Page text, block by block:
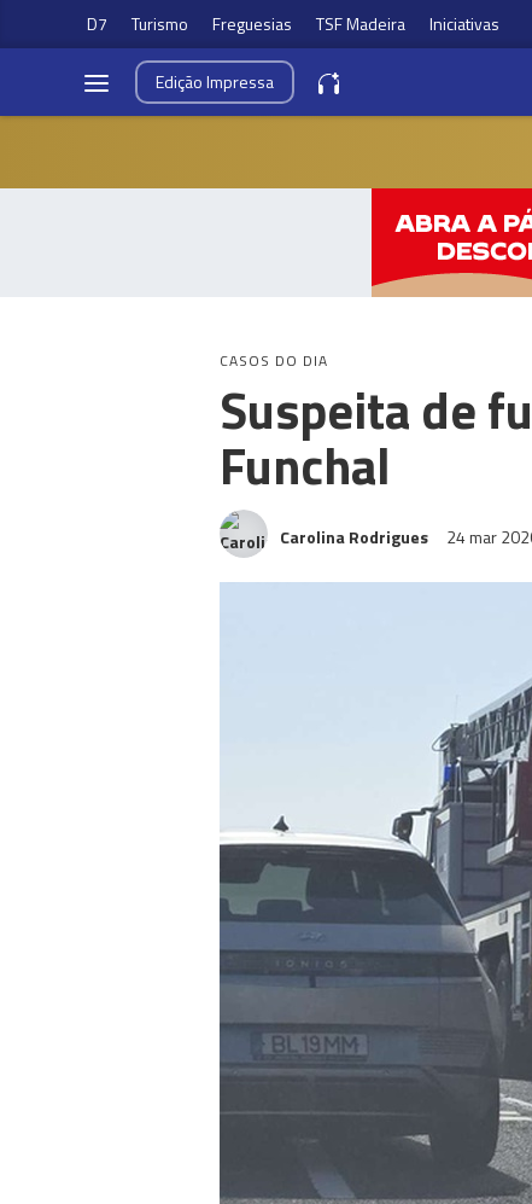
D7 Turismo Freguesias TSF Madeira Iniciativas
EdiçãoImpressa
CASOS DO DIA
Suspeita de
Funchal
Carolina Rodrigues 24 mar